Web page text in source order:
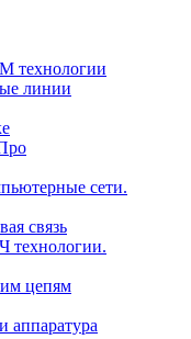
технологии
линии
сети.
связь
технологии.
цепям
аппаратура